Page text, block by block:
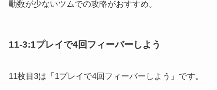
動数が少ないツムでの攻略がおすすめ。
11-3:1プレイで4回フィーバーしよう
11枚目3は「1プレイで4回フィーバーしよう」です。